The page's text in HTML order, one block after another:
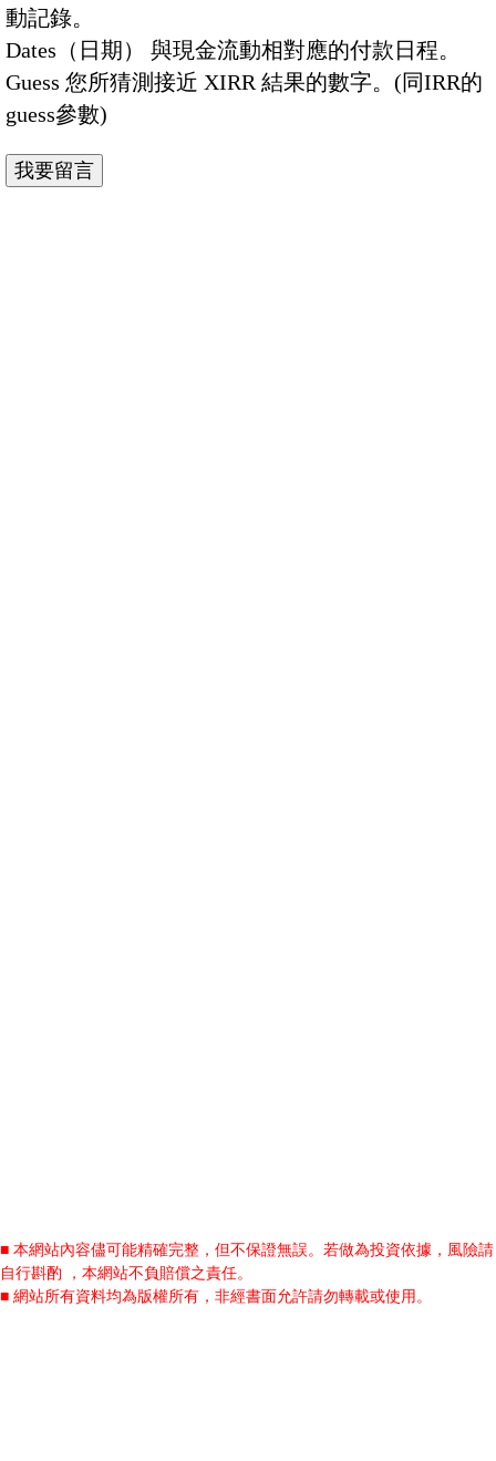
動記錄。
Dates（日期） 與現金流動相對應的付款日程。
Guess 您所猜測接近 XIRR 結果的數字。(同IRR的
guess參數)
■ 本網站內容儘可能精確完整，但不保證無誤。若做為投資依據，風險請
自行斟酌 ，本網站不負賠償之責任。
■ 網站所有資料均為版權所有，非經書面允許請勿轉載或使用。